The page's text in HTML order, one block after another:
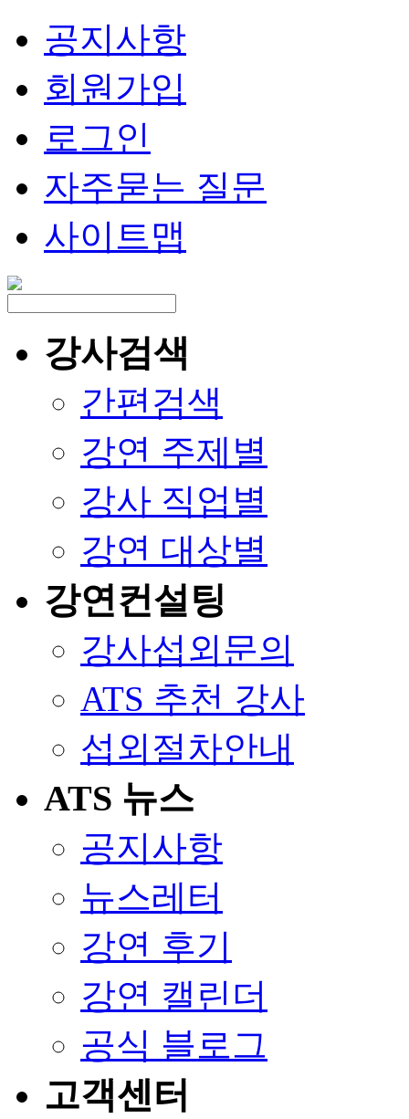
공지사항
회원가입
로그인
자주묻는 질문
사이트맵
강사검색
간편검색
강연 주제별
강사 직업별
강연 대상별
강연컨설팅
강사섭외문의
ATS 추천 강사
섭외절차안내
ATS 뉴스
공지사항
뉴스레터
강연 후기
강연 캘린더
공식 블로그
고객센터